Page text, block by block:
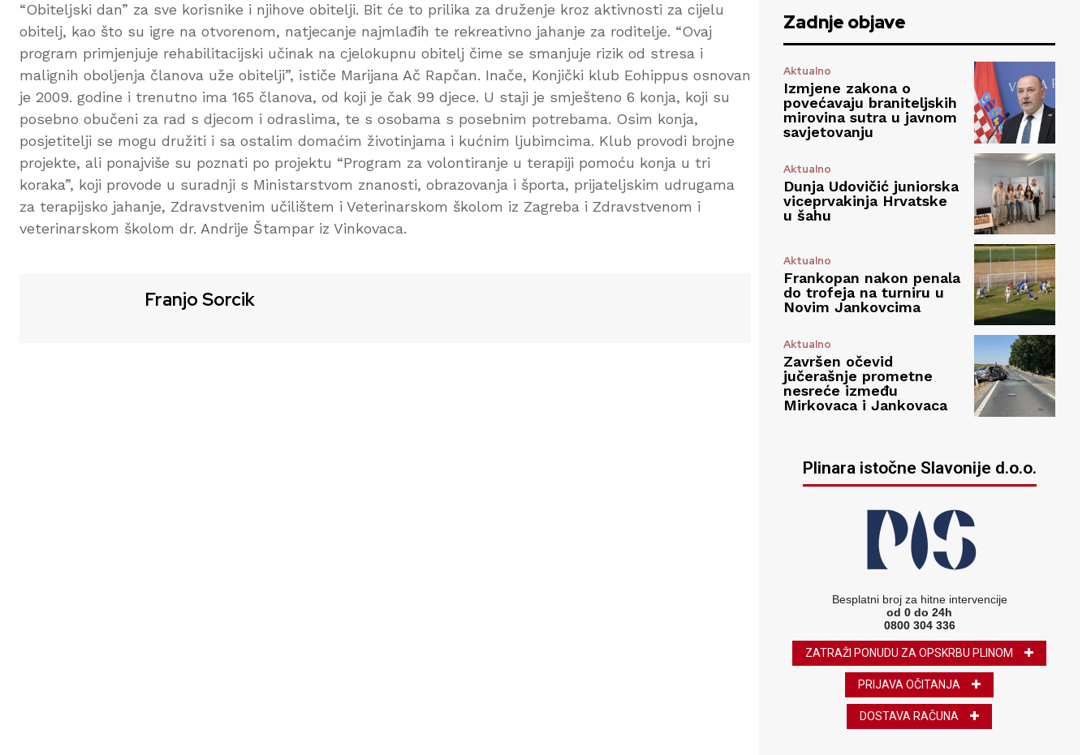
“Obiteljski dan” za sve korisnike i njihove obitelji. Bit će to prilika za druženje kroz aktivnosti za cijelu
obitelj, kao što su igre na otvorenom, natjecanje najmlađih te rekreativno jahanje za roditelje. “Ovaj
program primjenjuje rehabilitacijski učinak na cjelokupnu obitelj čime se smanjuje rizik od stresa i
malignih oboljenja članova uže obitelji”, ističe Marijana Ač Rapčan. Inače, Konjički klub Eohippus osnovan
je 2009. godine i trenutno ima 165 članova, od koji je čak 99 djece. U staji je smješteno 6 konja, koji su
posebno obučeni za rad s djecom i odraslima, te s osobama s posebnim potrebama. Osim konja,
posjetitelji se mogu družiti i sa ostalim domaćim životinjama i kućnim ljubimcima. Klub provodi brojne
projekte, ali ponajviše su poznati po projektu “Program za volontiranje u terapiji pomoću konja u tri
koraka”, koji provode u suradnji s Ministarstvom znanosti, obrazovanja i športa, prijateljskim udrugama
za terapijsko jahanje, Zdravstvenim učilištem i Veterinarskom školom iz Zagreba i Zdravstvenom i
veterinarskom školom dr. Andrije Štampar iz Vinkovaca.
Franjo Sorcik
Zadnje objave
Aktualno
Izmjene zakona o
povećavaju braniteljskih
mirovina sutra u javnom
savjetovanju
Aktualno
Dunja Udovičić juniorska
viceprvakinja Hrvatske
u šahu
Aktualno
Frankopan nakon penala
do trofeja na turniru u
Novim Jankovcima
Aktualno
Završen očevid
jučerašnje prometne
nesreće između
Mirkovaca i Jankovaca
Plinara istočne Slavonije d.o.o.
Besplatni broj za hitne intervencije
od 0 do 24h
0800 304 336
ZATRAŽI PONUDU ZA OPSKRBU PLINOM
PRIJAVA OČITANJA
DOSTAVA RAČUNA